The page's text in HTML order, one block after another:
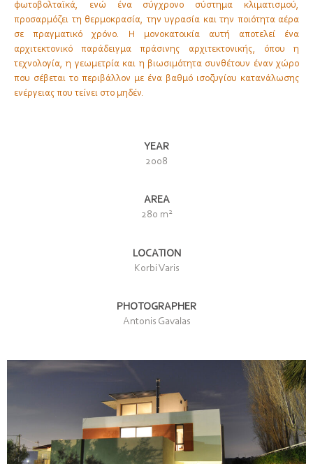
φωτοβολταϊκά, ενώ ένα σύγχρονο σύστημα κλιματισμού,
προσαρμόζει τη θερμοκρασία, την υγρασία και την ποιότητα αέρα
σε πραγματικό χρόνο. Η μονοκατοικία αυτή αποτελεί ένα
αρχιτεκτονικό παράδειγμα πράσινης αρχιτεκτονικής, όπου η
τεχνολογία, η γεωμετρία και η βιωσιμότητα συνθέτουν έναν χώρο
που σέβεται το περιβάλλον με ένα βαθμό ισοζυγίου κατανάλωσης
ενέργειας που τείνει στο μηδέν.
YEAR
2008
AREA
280 m2
LOCATION
Korbi Varis
PHOTOGRAPHER
Antonis Gavalas